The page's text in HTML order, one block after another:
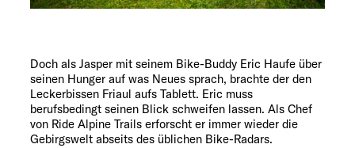
Doch als Jasper mit seinem Bike-Buddy Eric Haufe über
seinen Hunger auf was Neues sprach, brachte der den
Leckerbissen Friaul aufs Tablett. Eric muss
berufsbedingt seinen Blick schweifen lassen. Als Chef
von Ride Alpine Trails erforscht er immer wieder die
Gebirgswelt abseits des üblichen Bike-Radars.